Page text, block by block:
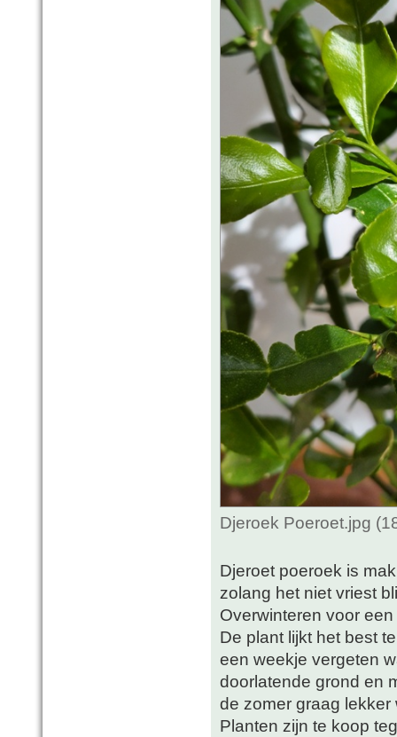
Djeroek Poeroet.jpg
Djeroet poeroek is
zolang het niet vriest
Overwinteren voor
De plant lijkt het best
een weekje vergeten
doorlatende grond en
de zomer graag lekker
Planten zijn te koop